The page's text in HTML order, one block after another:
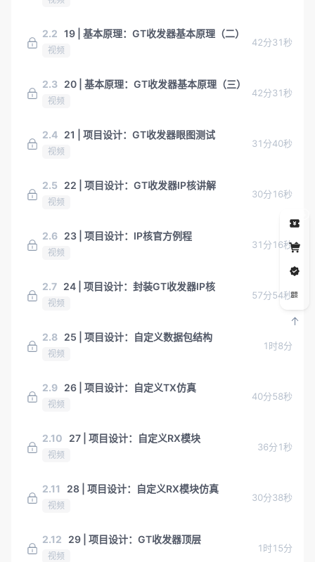
2.2 19 | 基本原理：GT收发器基本原理（二）
视频
42分31秒
2.3 20 | 基本原理：GT收发器基本原理（三）
视频
42分31秒
2.4 21 | 项目设计：GT收发器眼图测试
视频
31分40秒
2.5 22 | 项目设计：GT收发器IP核讲解
视频
30分16秒
2.6 23 | 项目设计：IP核官方例程
视频
31分16秒
2.7 24 | 项目设计：封装GT收发器IP核
视频
57分54秒
2.8 25 | 项目设计：自定义数据包结构
视频
1时8分
2.9 26 | 项目设计：自定义TX仿真
视频
40分58秒
2.10 27 | 项目设计：自定义RX模块
视频
36分1秒
2.11 28 | 项目设计：自定义RX模块仿真
视频
30分38秒
2.12 29 | 项目设计：GT收发器顶层
视频
1时15分